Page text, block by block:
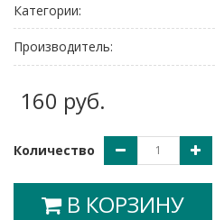
Категории:
Производитель:
160 руб.
Количество
В КОРЗИНУ